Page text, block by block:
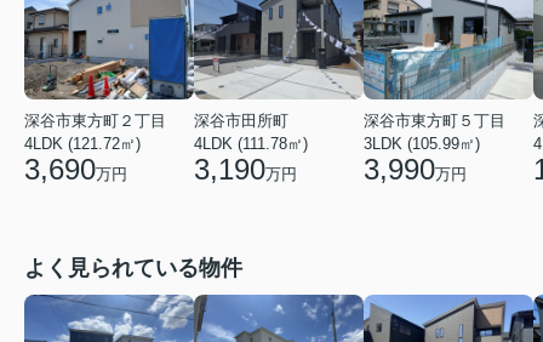
深谷市東方町２丁目
4LDK (121.72㎡)
3,690万円
深谷市田所町
4LDK (111.78㎡)
3,190万円
深谷市東方町５丁目
3LDK (105.99㎡)
3,990万円
よく見られている物件